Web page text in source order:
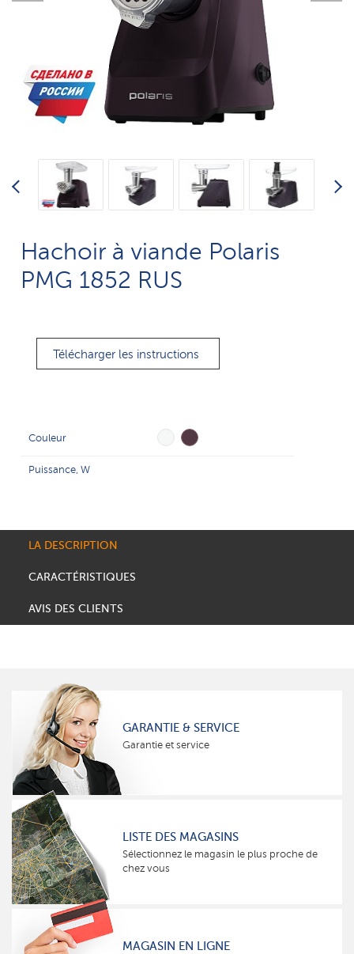
Hachoir à viande Polaris
PMG 1852 RUS
Télécharger les instructions
Couleur
Puissance, W
LA DESCRIPTION
CARACTÉRISTIQUES
AVIS DES CLIENTS
GARANTIE & SERVICE
Garantie et service
LISTE DES MAGASINS
Sélectionnez le magasin le plus proche de
chez vous
MAGASIN EN LIGNE